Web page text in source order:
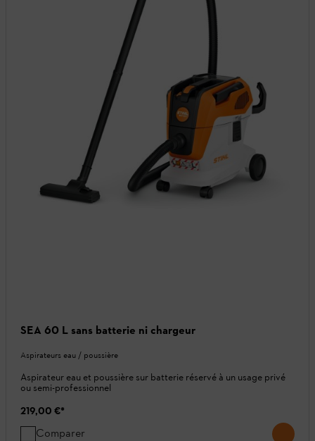
SEA 60 L sans batterie ni chargeur
Aspirateurs eau / poussière
Aspirateur eau et poussière sur batterie réservé à un usage privé
ou semi-professionnel
219,00 €*
Comparer